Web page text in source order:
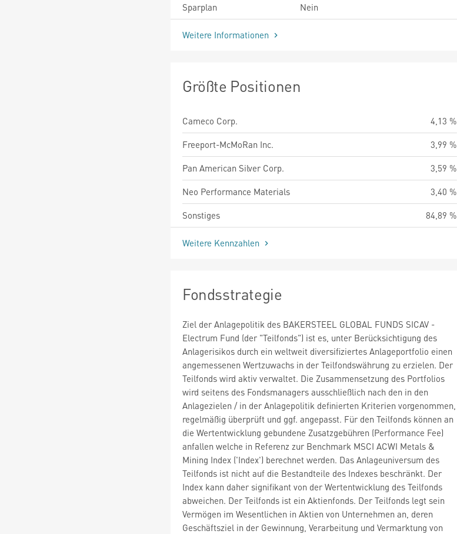
Sparplan
Nein
Weitere Informationen
Größte Positionen
Cameco Corp.
4,13 %
Freeport-McMoRan Inc.
3,99 %
Pan American Silver Corp.
3,59 %
Neo Performance Materials
3,40 %
Sonstiges
84,89 %
Weitere Kennzahlen
Fondsstrategie
Ziel der Anlagepolitik des BAKERSTEEL GLOBAL FUNDS SICAV -
Electrum Fund (der "Teilfonds") ist es, unter Berücksichtigung des
Anlagerisikos durch ein weltweit diversifiziertes Anlageportfolio einen
angemessenen Wertzuwachs in der Teilfondswährung zu erzielen. Der
Teilfonds wird aktiv verwaltet. Die Zusammensetzung des Portfolios
wird seitens des Fondsmanagers ausschließlich nach den in den
Anlagezielen / in der Anlagepolitik definierten Kriterien vorgenommen,
regelmäßig überprüft und ggf. angepasst. Für den Teilfonds können an
die Wertentwicklung gebundene Zusatzgebühren (Performance Fee)
anfallen welche in Referenz zur Benchmark MSCI ACWI Metals &
Mining Index ('Index') berechnet werden. Das Anlageuniversum des
Teilfonds ist nicht auf die Bestandteile des Indexes beschränkt. Der
Index kann daher signifikant von der Wertentwicklung des Teilfonds
abweichen. Der Teilfonds ist ein Aktienfonds. Der Teilfonds legt sein
Vermögen im Wesentlichen in Aktien von Unternehmen an, deren
Geschäftsziel in der Gewinnung, Verarbeitung und Vermarktung von